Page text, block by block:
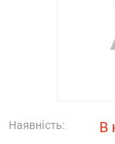
Наявність: В